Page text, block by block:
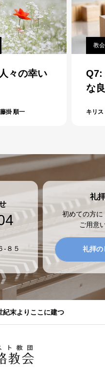
々の幸い
掛 順一
教
な
キリ
-８５
礼
初めての方
ご用意
礼拝の
紀末よりここに建つ